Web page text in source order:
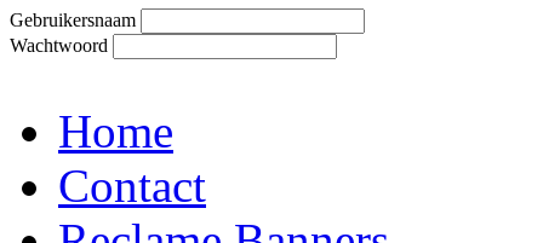
Gebruikersnaam
Wachtwoord
Home
Contact